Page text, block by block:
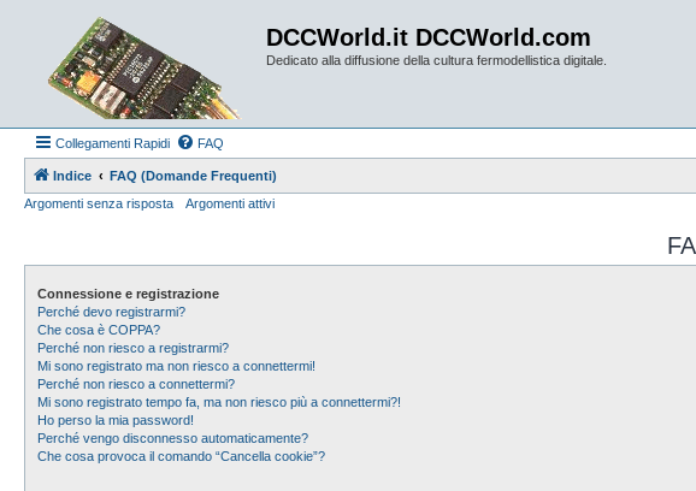
DCCWorld.it DCCWorld.com
Dedicato alla diffusione della cultura fermodellistica digitale.
Collegamenti Rapidi FAQ
Indice
FAQ (Domande Frequenti)
Argomenti senza risposta
Argomenti attivi
Connessione e registrazione
Perché devo registrarmi?
Che cosa è COPPA?
Perché non riesco a registrarmi?
Mi sono registrato ma non riesco a connettermi!
Perché non riesco a connettermi?
Mi sono registrato tempo fa, ma non riesco più a connettermi?!
Ho perso la mia password!
Perché vengo disconnesso automaticamente?
Che cosa provoca il comando “Cancella cookie”?